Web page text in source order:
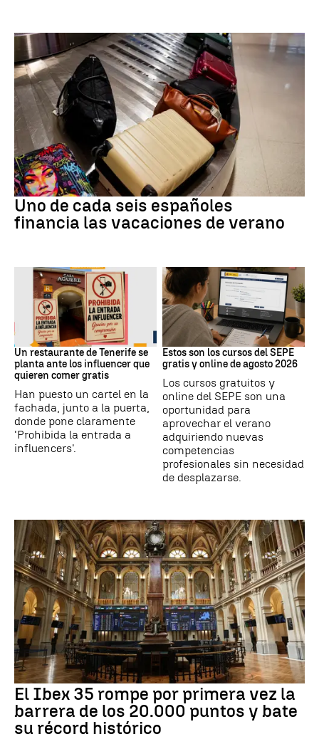
Subida precios
Uno de cada seis españoles
financia las vacaciones de verano
Redes Sociales
Un restaurante de Tenerife se
planta ante los influencer que
quieren comer gratis
Han puesto un cartel en la
fachada, junto a la puerta,
donde pone claramente
'Prohibida la entrada a
influencers'.
Formación
Estos son los cursos del SEPE
gratis y online de agosto 2026
Los cursos gratuitos y
online del SEPE son una
oportunidad para
aprovechar el verano
adquiriendo nuevas
competencias
profesionales sin necesidad
de desplazarse.
El Ibex 35 rompe por primera vez la
barrera de los 20.000 puntos y bate
su récord histórico